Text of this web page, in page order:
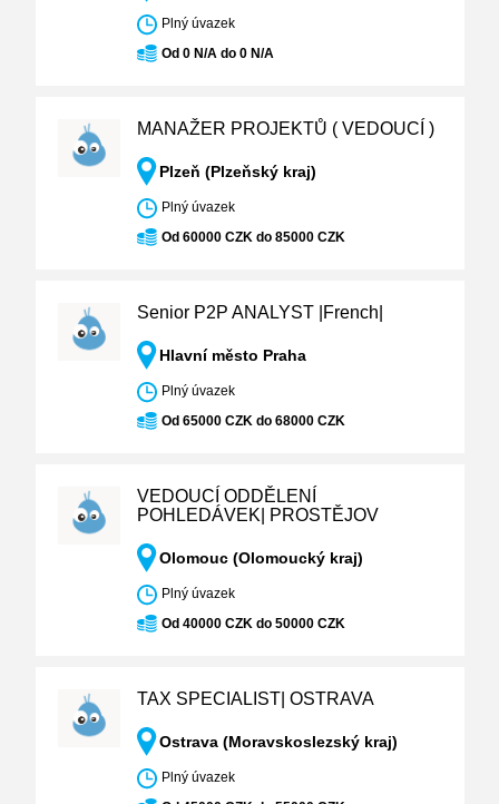
Plný úvazek
Od 0 N/A do 0 N/A
MANAŽER PROJEKTŮ ( VEDOUCÍ )
Plzeň (Plzeňský kraj)
Plný úvazek
Od 60000 CZK do 85000 CZK
Senior P2P ANALYST |French|
Hlavní město Praha
Plný úvazek
Od 65000 CZK do 68000 CZK
VEDOUCÍ ODDĚLENÍ
POHLEDÁVEK| PROSTĚJOV
Olomouc (Olomoucký kraj)
Plný úvazek
Od 40000 CZK do 50000 CZK
TAX SPECIALIST| OSTRAVA
Ostrava (Moravskoslezský kraj)
Plný úvazek